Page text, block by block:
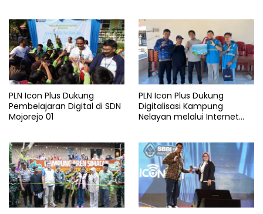
PLN Icon Plus Dukung
Pembelajaran Digital di SDN
Mojorejo 01
PLN Icon Plus Dukung
Digitalisasi Kampung
Nelayan melalui Internet